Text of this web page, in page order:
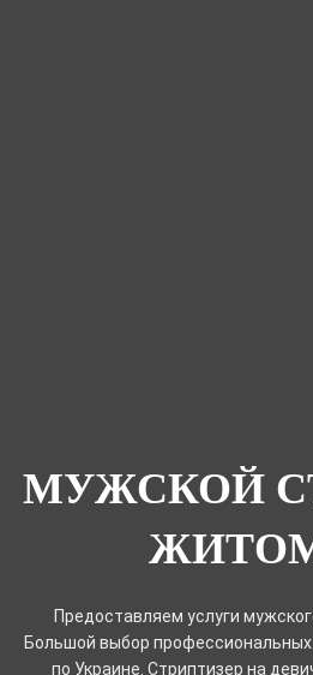
МУЖСКОЙ
Предоставляем услуги
Большой выбор
по Украине. Стриптизер на